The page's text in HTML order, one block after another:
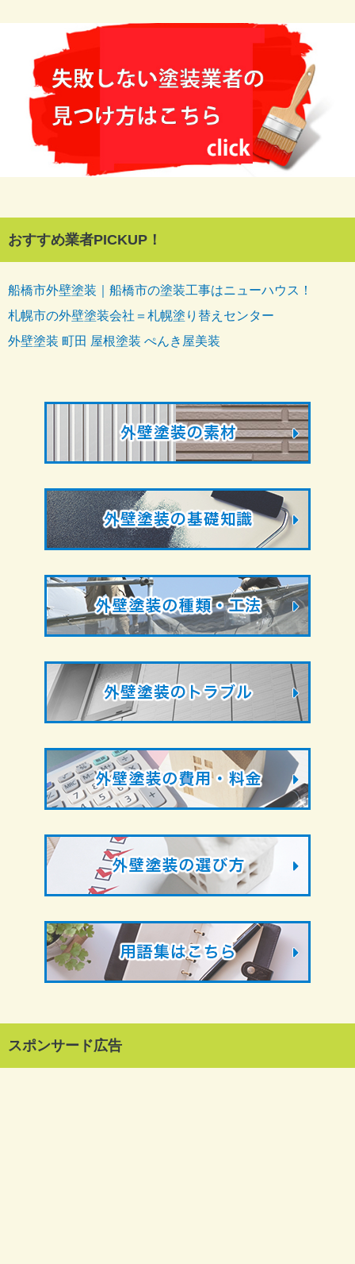
おすすめ業者PICKUP！
船橋市外壁塗装｜船橋市の塗装工事はニューハウス！
札幌市の外壁塗装会社＝札幌塗り替えセンター
外壁塗装 町田 屋根塗装 ぺんき屋美装
スポンサード広告